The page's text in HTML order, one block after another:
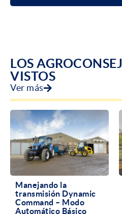
LOS
VISTOS
Ver más
Manejando la
transmisión Dynamic
Command – Modo
Automático Básico